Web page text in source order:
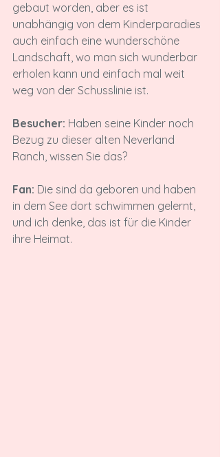
gebaut worden, aber es ist
unabhängig von dem Kinderparadies
auch einfach eine wunderschöne
Landschaft, wo man sich wunderbar
erholen kann und einfach mal weit
weg von der Schusslinie ist.
Besucher: Haben seine Kinder noch
Bezug zu dieser alten Neverland
Ranch, wissen Sie das?
Fan: Die sind da geboren und haben
in dem See dort schwimmen gelernt,
und ich denke, das ist für die Kinder
ihre Heimat.